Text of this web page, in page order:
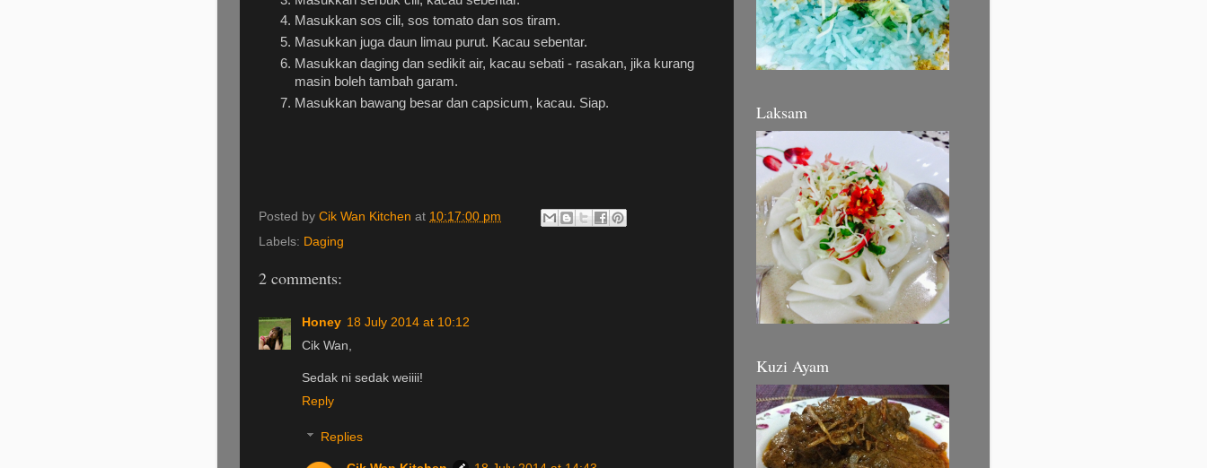
Masukkan sos cili, sos tomato dan sos tiram.
Masukkan juga daun limau purut. Kacau sebentar.
Masukkan daging dan sedikit air, kacau sebati - rasakan, jika kurang
masin boleh tambah garam.
Masukkan bawang besar dan capsicum, kacau. Siap.
Posted by Cik Wan Kitchen at 10:17:00 pm
Labels: Daging
2 comments:
Honey 18 July 2014 at 10:12
Cik Wan,
Sedak ni sedak weiiii!
Reply
Replies
Laksam
Kuzi Ayam